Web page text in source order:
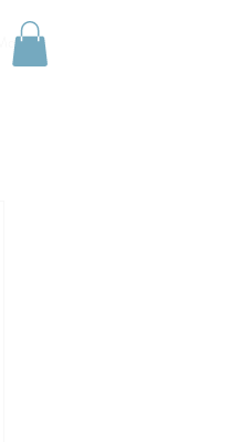
More